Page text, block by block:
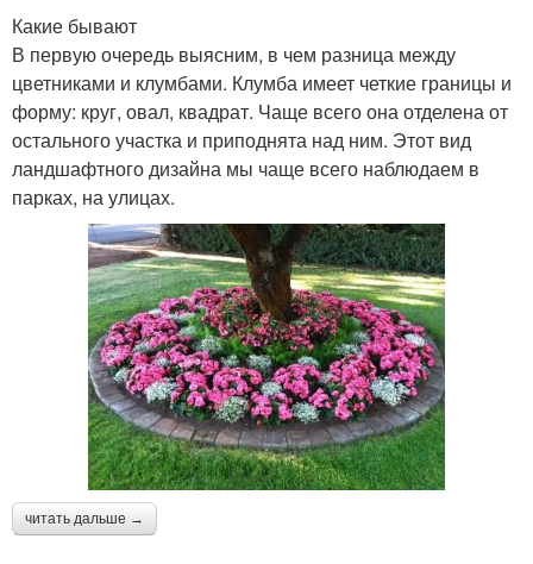
Какие бывают
В первую очередь выясним, в чем разница между
цветниками и клумбами. Клумба имеет четкие границы и
форму: круг, овал, квадрат. Чаще всего она отделена от
остального участка и приподнята над ним. Этот вид
ландшафтного дизайна мы чаще всего наблюдаем в
парках, на улицах.
читать дальше →